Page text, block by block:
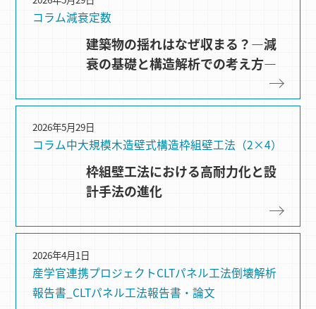
コラム減衰定数
建築物の揺れはなぜ収まる？―減
衰の基礎と構造解析での考え方―
コラム中大規模木造壁式構造枠組壁⼯法（2×4）
2026年5月29日
枠組壁工法における高耐力化と設
計手法の進化
産学官連携プロジェクトCLTパネル⼯法倒壊解析
報告書_CLTパネル工法報告書・論文
2026年4月1日